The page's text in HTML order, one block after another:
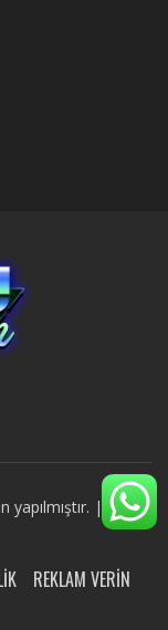
yapılmıştır. | Tüm
REKLAM VERIN